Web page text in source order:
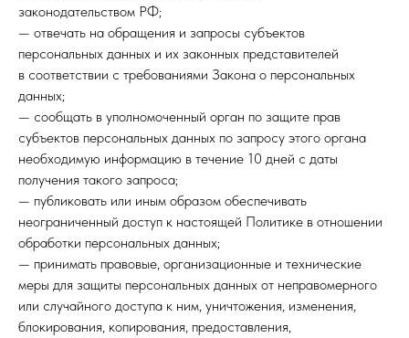
законодательством РФ;
— отвечать на обращения и запросы субъектов
персональных данных и их законных представителей
в соответствии с требованиями Закона о персональных
данных;
— сообщать в уполномоченный орган по защите прав
субъектов персональных данных по запросу этого органа
необходимую информацию в течение 10 дней с даты
получения такого запроса;
— публиковать или иным образом обеспечивать
неограниченный доступ к настоящей Политике в отношении
обработки персональных данных;
— принимать правовые, организационные и технические
меры для защиты персональных данных от неправомерного
или случайного доступа к ним, уничтожения, изменения,
блокирования, копирования, предоставления,